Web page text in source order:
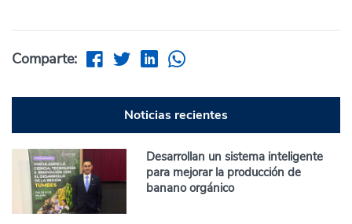
Comparte:
Noticias recientes
Desarrollan un sistema inteligente
para mejorar la producción de
banano orgánico